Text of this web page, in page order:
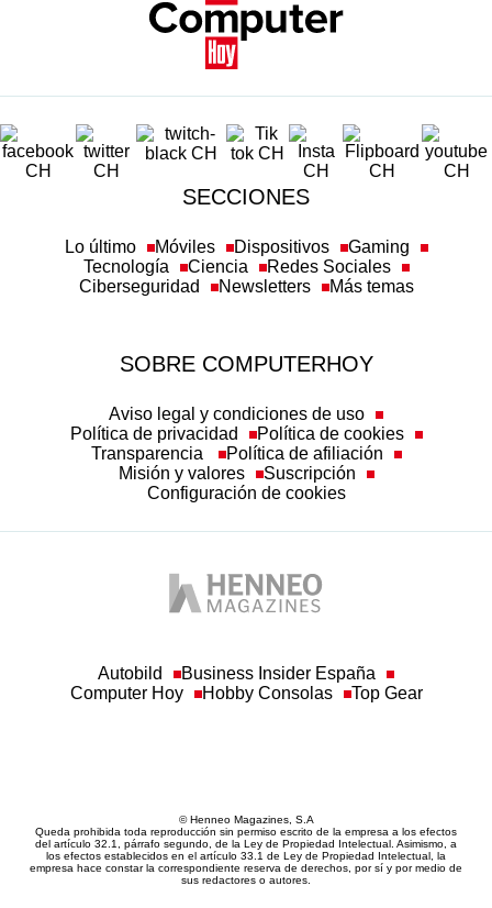
SECCIONES
Lo último Móviles Dispositivos
Gaming
Tecnología
Ciencia
Redes Sociales
Ciberseguridad
Newsletters Más temas
SOBRE COMPUTERHOY
Aviso legal y condiciones de uso
Política de privacidad
Política de cookies
Transparencia
Política de afiliación
Misión y valores
Suscripción
Configuración de cookies
Autobild
Business Insider España
Computer Hoy
Hobby Consolas Top Gear
© Henneo Magazines, S.A
Queda prohibida toda reproducción sin permiso escrito de la empresa a los efectos
del artículo 32.1, párrafo segundo, de la Ley de Propiedad Intelectual. Asimismo, a
los efectos establecidos en el artículo 33.1 de Ley de Propiedad Intelectual, la
empresa hace constar la correspondiente reserva de derechos, por sí y por medio de
sus redactores o autores.